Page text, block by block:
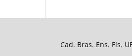
Cad. Bras. Ens. Fís.